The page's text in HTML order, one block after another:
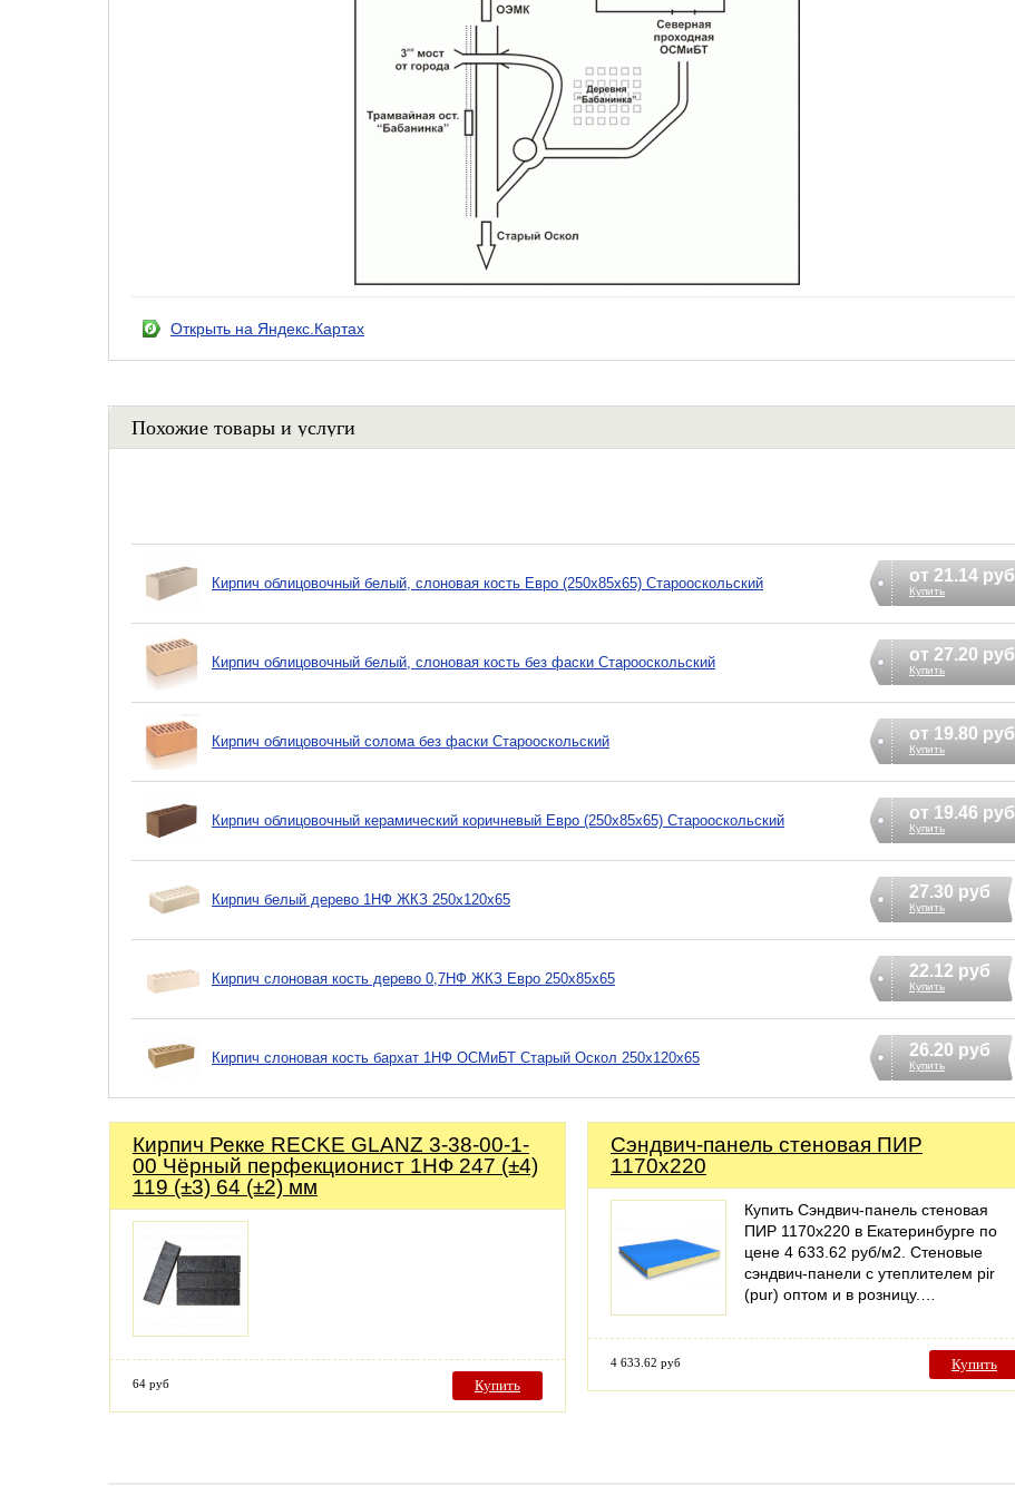
Открыть на Яндекс.Картах
Похожие товары и услуги
Кирпич облицовочный белый, слоновая кость Евро (250х85х65) Старооскольский от 21.14 руб
Купить
Кирпич облицовочный белый, слоновая кость без фаски Старооскольский от 27.20 руб
Купить
Кирпич облицовочный солома без фаски Старооскольский от 19.80 руб
Купить
Кирпич облицовочный керамический коричневый Евро (250х85х65) Старооскольский от 19.46 руб
Купить
Кирпич белый дерево 1НФ ЖКЗ 250х120х65 27.30 руб
Купить
Кирпич слоновая кость дерево 0,7НФ ЖКЗ Евро 250х85х65 22.12 руб
Купить
Кирпич слоновая кость бархат 1НФ ОСМиБТ Старый Оскол 250х120х65 26.20 руб
Купить
Кирпич Рекке RECKE GLANZ 3-38-00-1-
00 Чёрный перфекционист 1НФ 247 (±4)
119 (±3) 64 (±2) мм
64 руб Купить
Сэндвич-панель стеновая ПИР
1170x220
Купить Сэндвич-панель стеновая
ПИР 1170x220 в Екатеринбурге по
цене 4 633.62 руб/м2. Стеновые
сэндвич-панели с утеплителем pir
(pur) оптом и в розницу.…
4 633.62 руб Купить